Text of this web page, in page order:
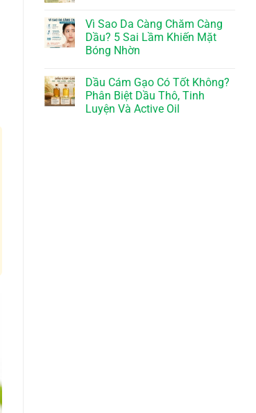
Vì Sao Da Càng Chăm Càng
Dầu? 5 Sai Lầm Khiến Mặt
Bóng Nhờn
Dầu Cám Gạo Có Tốt Không?
Phân Biệt Dầu Thô, Tinh
Luyện Và Active Oil